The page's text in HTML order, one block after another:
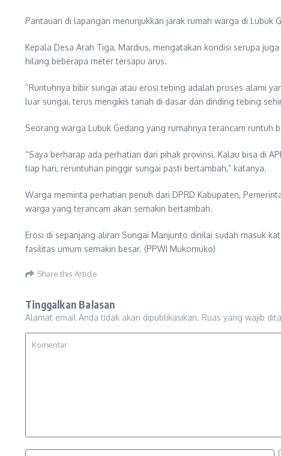
Pantauan di lapangan menunjukkan jarak rumah warga di
Kepala Desa Arah Tiga, Mardius, mengatakan kondisi serupa
hilang beberapa meter tersapu arus.
“Runtuhnya bibir sungai atau erosi tebing adalah proses alami
luar sungai, terus mengikis tanah di dasar dan dinding tebing
Seorang warga Lubuk Gedang yang rumahnya terancam runtuh
“Saya berharap ada perhatian dari pihak provinsi. Kalau bisa di
tiap hari, reruntuhan pinggir sungai pasti bertambah,” katanya.
Warga meminta perhatian penuh dari DPRD Kabupaten,
warga yang terancam akan semakin bertambah.
Erosi di sepanjang aliran Sungai Manjunto dinilai sudah masuk
fasilitas umum semakin besar. (PPWI Mukomuko)
Share this Article
Tinggalkan Balasan
Alamat email Anda tidak akan dipublikasikan. Ruas yang wajib